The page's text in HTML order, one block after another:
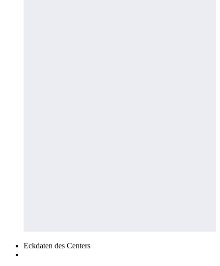
Eckdaten des Centers